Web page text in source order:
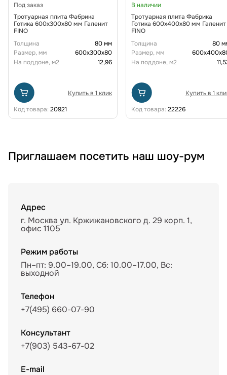
Под заказ
Тротуарная плита Фабрика
Готика 600x300x80 мм Галенит
FINO
Толщина
80 мм
Размер, мм
600х300х80
На поддоне, м2
12,96
Купить в 1 клик
Код товара: 20921
В наличии
Тротуарная плита Фабрика
Готика 600х400х80 мм Галенит
FINO
Толщина
80
Размер, мм
На поддоне, м2
Купить в 1
Код товара: 22226
Приглашаем посетить наш шоу-рум
Адрес
г. Москва ул. Кржижановского д. 29 корп. 1,
офис 1105
Режим работы
Пн–пт: 9.00–19.00, Сб: 10.00–17.00, Вс:
выходной
Телефон
+7(495) 660-07-90
Консультант
+7(903) 543-67-02
E-mail